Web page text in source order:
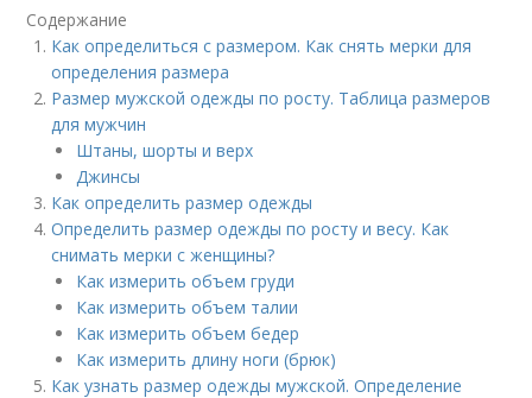
Содержание
Как определиться с размером. Как снять мерки для
определения размера
Размер мужской одежды по росту. Таблица размеров
для мужчин
Штаны, шорты и верх
Джинсы
Как определить размер одежды
Определить размер одежды по росту и весу. Как
снимать мерки с женщины?
Как измерить объем груди
Как измерить объем талии
Как измерить объем бедер
Как измерить длину ноги (брюк)
Как узнать размер одежды мужской. Определение